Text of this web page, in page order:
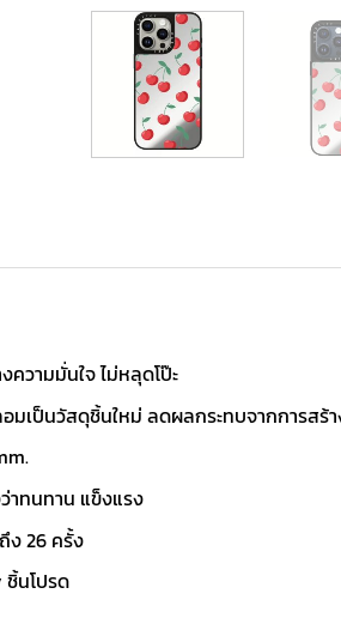
ความมั่นใจ ไม่หลุดโป๊ะ
มเป็นวัสดุชิ้นใหม่ ลดผลกระทบจากการส
าทนทาน แข็งแรง
ง 26 ครั้ง
นโปรด